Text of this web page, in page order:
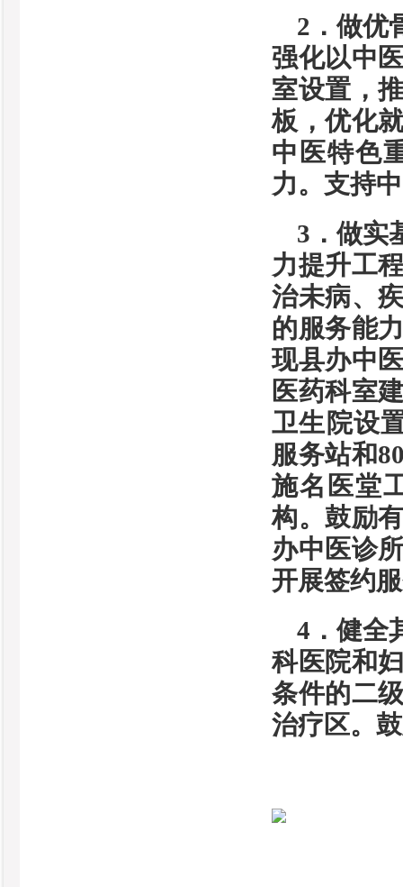
2．做优
强化以中
室设置，
板，优化
中医特色
力。支持
3．做实
力提升工
治未病、
的服务能
现县办中
医药科室
卫生院设
服务站和
施名医堂
构。鼓励
办中医诊
开展签约
4．健全
科医院和
条件的二
治疗区。